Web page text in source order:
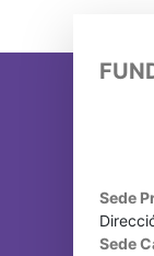
Sede
Sede